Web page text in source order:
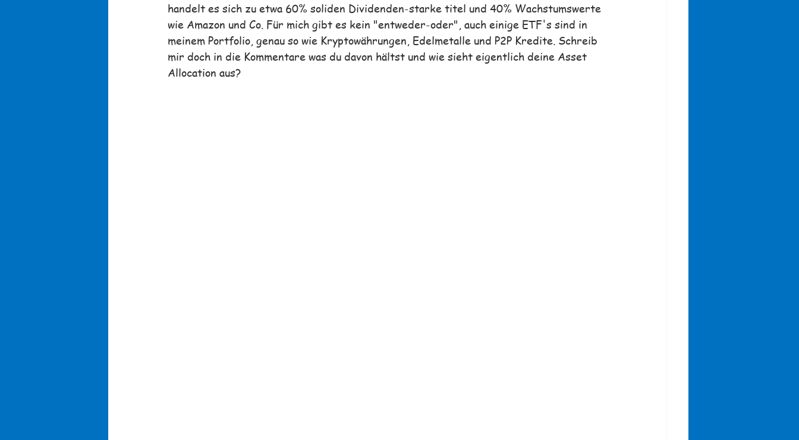
handelt es sich zu etwa 60% soliden Dividenden-starke titel und 40% Wachstumswerte
wie Amazon und Co. Für mich gibt es kein "entweder-oder", auch einige ETF's sind in
meinem Portfolio, genau so wie Kryptowährungen, Edelmetalle und P2P Kredite. Schreib
mir doch in die Kommentare was du davon hältst und wie sieht eigentlich deine Asset
Allocation aus?